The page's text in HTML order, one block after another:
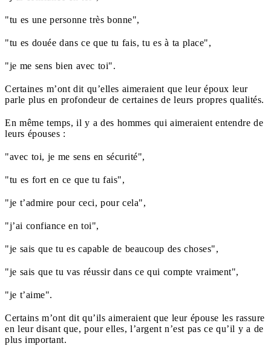
"tu es une personne très bonne",
"tu es douée dans ce que tu fais, tu es à ta place",
"je me sens bien avec toi".
Certaines m’ont dit qu’elles aimeraient que leur époux leur
parle plus en profondeur de certaines de leurs propres qualités.
En même temps, il y a des hommes qui aimeraient entendre de
leurs épouses :
"avec toi, je me sens en sécurité",
"tu es fort en ce que tu fais",
"je t’admire pour ceci, pour cela",
"j’ai confiance en toi",
"je sais que tu es capable de beaucoup des choses",
"je sais que tu vas réussir dans ce qui compte vraiment",
"je t’aime".
Certains m’ont dit qu’ils aimeraient que leur épouse les rassure
en leur disant que, pour elles, l’argent n’est pas ce qu’il y a de
plus important.